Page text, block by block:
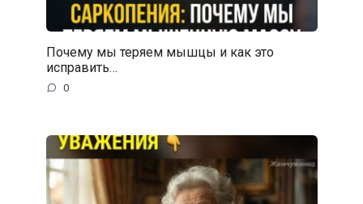
Почему мы теряем мышцы и как это
исправить…
0